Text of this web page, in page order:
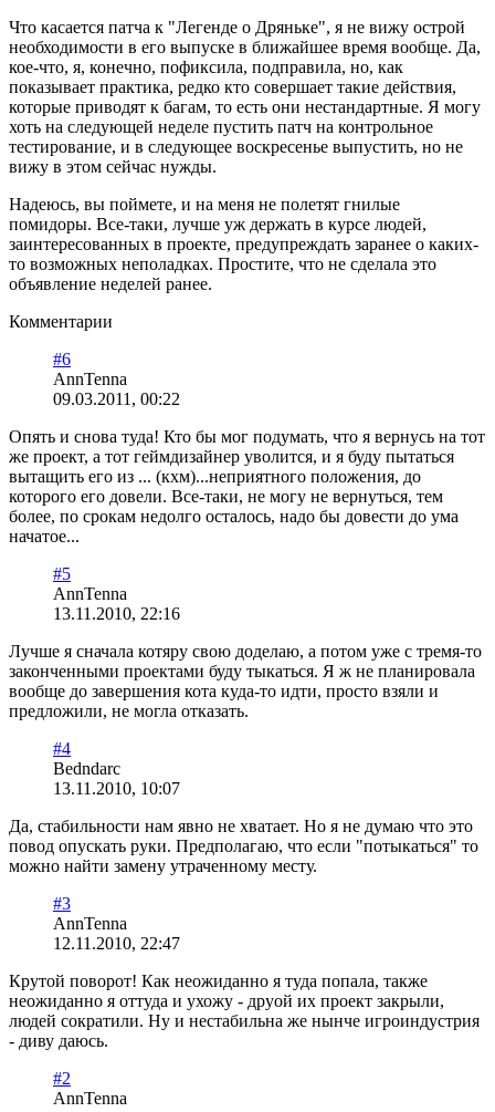
Что касается патча к "Легенде о Дряньке", я не вижу острой
необходимости в его выпуске в ближайшее время вообще. Да,
кое-что, я, конечно, пофиксила, подправила, но, как
показывает практика, редко кто совершает такие действия,
которые приводят к багам, то есть они нестандартные. Я могу
хоть на следующей неделе пустить патч на контрольное
тестирование, и в следующее воскресенье выпустить, но не
вижу в этом сейчас нужды.
Надеюсь, вы поймете, и на меня не полетят гнилые
помидоры. Все-таки, лучше уж держать в курсе людей,
заинтересованных в проекте, предупреждать заранее о каких-
то возможных неполадках. Простите, что не сделала это
объявление неделей ранее.
Комментарии
#6
AnnTenna
09.03.2011, 00:22
Опять и снова туда! Кто бы мог подумать, что я вернусь на тот
же проект, а тот геймдизайнер уволится, и я буду пытаться
вытащить его из ... (кхм)...неприятного положения, до
которого его довели. Все-таки, не могу не вернуться, тем
более, по срокам недолго осталось, надо бы довести до ума
начатое...
#5
AnnTenna
13.11.2010, 22:16
Лучше я сначала котяру свою доделаю, а потом уже с тремя-то
законченными проектами буду тыкаться. Я ж не планировала
вообще до завершения кота куда-то идти, просто взяли и
предложили, не могла отказать.
#4
Bedndarc
13.11.2010, 10:07
Да, стабильности нам явно не хватает. Но я не думаю что это
повод опускать руки. Предполагаю, что если "потыкаться" то
можно найти замену утраченному месту.
#3
AnnTenna
12.11.2010, 22:47
Крутой поворот! Как неожиданно я туда попала, также
неожиданно я оттуда и ухожу - друой их проект закрыли,
людей сократили. Ну и нестабильна же нынче игроиндустрия
- диву даюсь.
#2
AnnTenna